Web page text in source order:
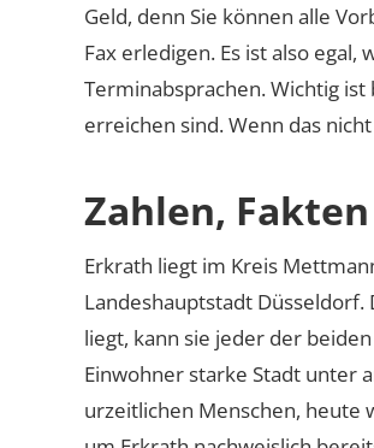
Geld, denn Sie können alle
Fax erledigen. Es ist also
Terminabsprachen. Wichtig
erreichen sind. Wenn das
Zahlen,
Erkrath liegt im Kreis
Landeshauptstadt Düsseldorf.
liegt, kann sie jeder der
Einwohner starke Stadt unter
urzeitlichen Menschen, heute